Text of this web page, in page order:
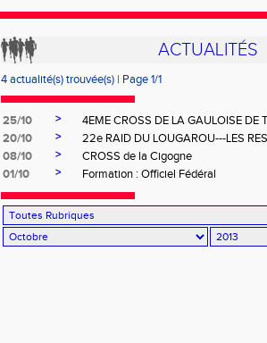
ACTUALITÉS
4 actualité(s) trouvée(s) | Page 1/1
25/10 >
4EME CROSS DE LA GAULOISE DE
20/10
>
22e RAID DU LOUGAROU---LES
08/10
>
CROSS de la Cigogne
01/10
> Formation : Officiel Fédéral